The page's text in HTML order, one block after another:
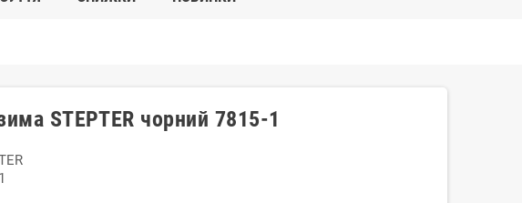
STEPTER чорний 7815-1